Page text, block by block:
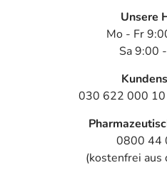
Unsere
Mo - Fr
Sa 9:00
030 622 000
0800 44
(kostenfrei aus